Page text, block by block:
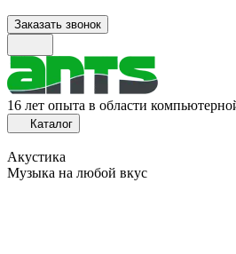
Заказать звонок
16 лет опыта в области
Каталог
Акустика
Музыка на любой вкус